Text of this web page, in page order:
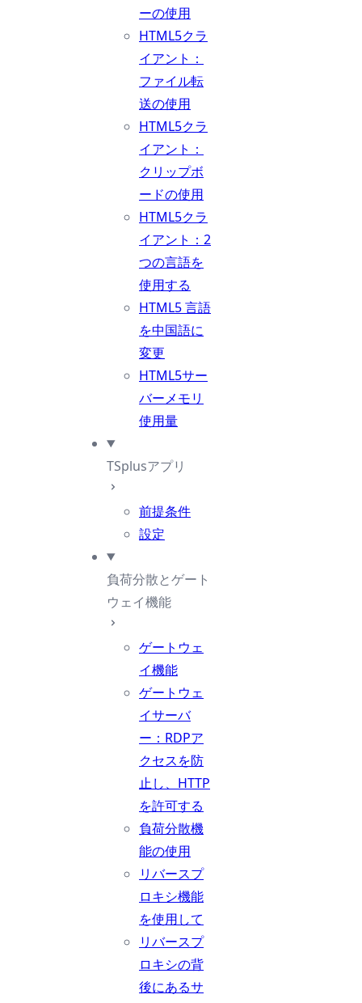
ーの使用
HTML5クラ
イアント：
ファイル転
送の使用
HTML5クラ
イアント：
クリップボ
ードの使用
HTML5クラ
イアント：2
つの言語を
使用する
HTML5 言語
を中国語に
変更
HTML5サー
バーメモリ
使用量
TSplusアプリ
前提条件
設定
負荷分散とゲート
ウェイ機能
ゲートウェ
イ機能
ゲートウェ
イサーバ
ー：RDPア
クセスを防
止し、HTTP
を許可する
負荷分散機
能の使用
リバースプ
ロキシ機能
を使用して
リバースプ
ロキシの背
後にあるサ